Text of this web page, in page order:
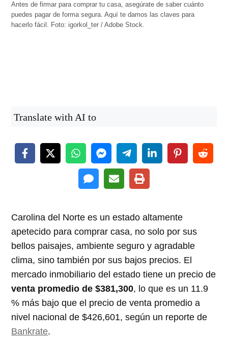
Antes de firmar para comprar tu casa, asegúrate de saber cuánto
puedes pagar de forma segura. Aquí te damos las claves para
hacerlo fácil. Foto: igorkol_ter / Adobe Stock.
Translate with AI to
Carolina del Norte es un estado altamente
apetecido para comprar casa, no solo por sus
bellos paisajes, ambiente seguro y agradable
clima, sino también por sus bajos precios. El
mercado inmobiliario del estado tiene un precio de
venta promedio de $381,300, lo que es un 11.9
% más bajo que el precio de venta promedio a
nivel nacional de $426,601, según un reporte de
Bankrate.